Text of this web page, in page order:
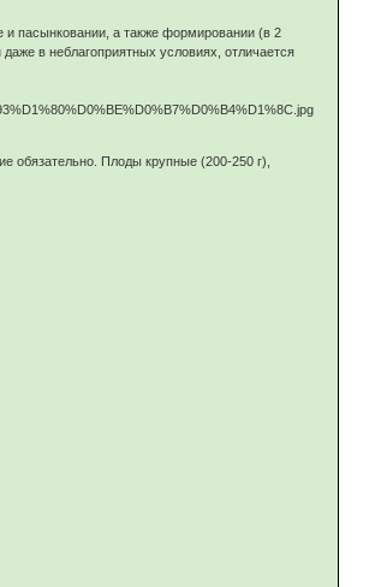
и пасынковании, а также формировании (в 2
в неблагоприятных условиях, отличается
обязательно. Плоды крупные (200-250 г),